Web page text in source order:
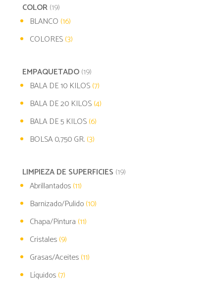
COLOR(19)
BLANCO (16)
COLORES(3)
EMPAQUETADO(19)
BALA DE 10 KILOS(7)
BALA DE 20 KILOS(4)
BALA DE 5 KILOS(6)
BOLSA 0,750 GR.(3)
LIMPIEZA DE SUPERFICIES (19)
Abrillantados(11)
Barnizado/Pulido(10)
Chapa/Pintura (11)
Cristales(9)
Grasas/Aceites(11)
Líquidos(7)